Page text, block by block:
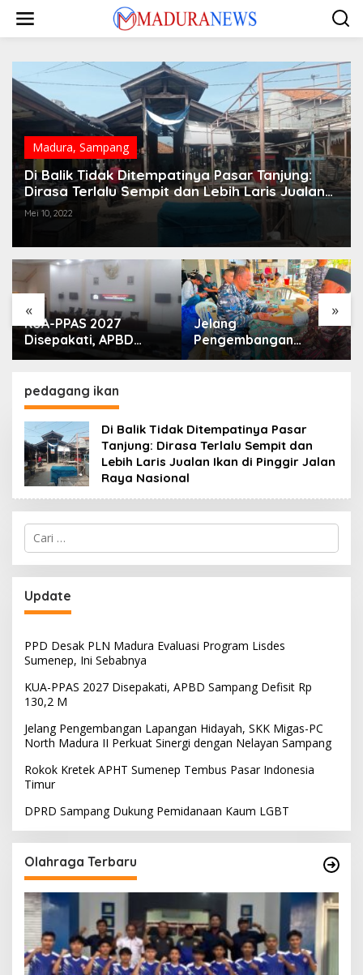
konten
Madura, Sampang
Di Balik Tidak Ditempatinya Pasar Tanjung:
Dirasa Terlalu Sempit dan Lebih Laris Jualan
Ikan di Pinggir Jalan Raya Nasional
Mei 10, 2022
« »
KUA-PPAS 2027
Disepakati, APBD
Sampang Defisit Rp
Jelang
Pengembangan
Lapangan Hidayah,
pedagang ikan
Di Balik Tidak Ditempatinya Pasar
Tanjung: Dirasa Terlalu Sempit dan
Lebih Laris Jualan Ikan di Pinggir Jalan
Raya Nasional
Cari
untuk:
Update
PPD Desak PLN Madura Evaluasi Program Lisdes
Sumenep, Ini Sebabnya
KUA-PPAS 2027 Disepakati, APBD Sampang Defisit Rp
130,2 M
Jelang Pengembangan Lapangan Hidayah, SKK Migas-PC
North Madura II Perkuat Sinergi dengan Nelayan Sampang
Rokok Kretek APHT Sumenep Tembus Pasar Indonesia
Timur
DPRD Sampang Dukung Pemidanaan Kaum LGBT
Olahraga Terbaru